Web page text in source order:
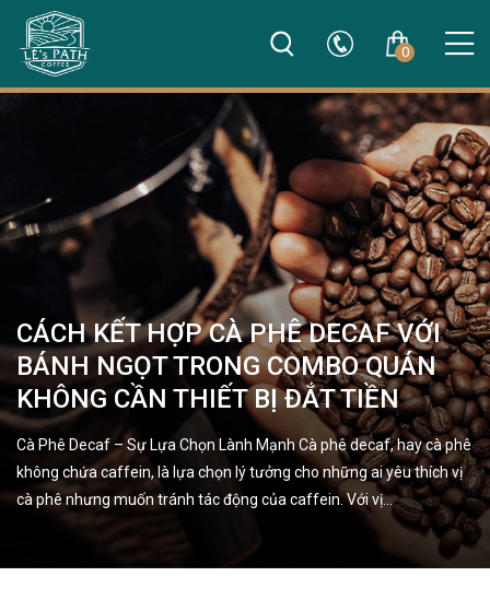
0
CÁCH KẾT HỢP CÀ PHÊ DECAF VỚI
BÁNH NGỌT TRONG COMBO QUÁN
KHÔNG CẦN THIẾT BỊ ĐẮT TIỀN
Cà Phê Decaf – Sự Lựa Chọn Lành Mạnh Cà phê decaf, hay cà phê
không chứa caffein, là lựa chọn lý tưởng cho những ai yêu thích vị
cà phê nhưng muốn tránh tác động của caffein. Với vị…